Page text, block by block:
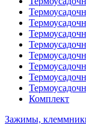
Комплект
Зажимы,